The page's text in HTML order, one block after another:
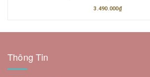
3.490.000₫
Thông Tin